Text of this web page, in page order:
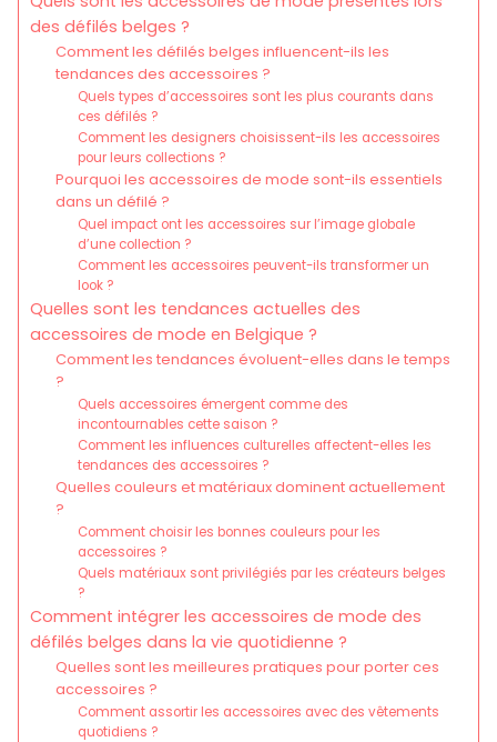
des défilés belges ?
Comment les défilés belges influencent-ils les
tendances des accessoires ?
Quels types d’accessoires sont les plus courants dans
ces défilés ?
Comment les designers choisissent-ils les accessoires
pour leurs collections ?
Pourquoi les accessoires de mode sont-ils essentiels
dans un défilé ?
Quel impact ont les accessoires sur l’image globale
d’une collection ?
Comment les accessoires peuvent-ils transformer un
look ?
Quelles sont les tendances actuelles des
accessoires de mode en Belgique ?
Comment les tendances évoluent-elles dans le temps
?
Quels accessoires émergent comme des
incontournables cette saison ?
Comment les influences culturelles affectent-elles les
tendances des accessoires ?
Quelles couleurs et matériaux dominent actuellement
?
Comment choisir les bonnes couleurs pour les
accessoires ?
Quels matériaux sont privilégiés par les créateurs belges
?
Comment intégrer les accessoires de mode des
défilés belges dans la vie quotidienne ?
Quelles sont les meilleures pratiques pour porter ces
accessoires ?
Comment assortir les accessoires avec des vêtements
quotidiens ?